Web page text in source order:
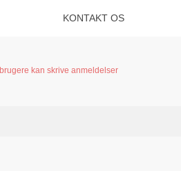
KONTAKT OS
kan skrive anmeldelser